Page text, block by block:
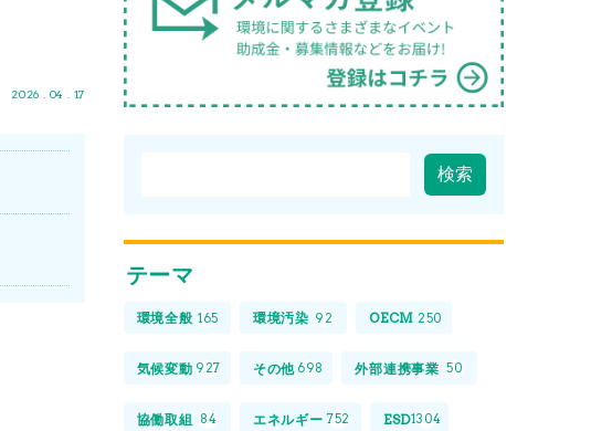
2026 . 04 . 17
テーマ
環境全般 165 環境汚染 92 OECM 250
気候変動 927 その他 698 外部連携事業 50
協働取組 84 エネルギー 752 ESD1304